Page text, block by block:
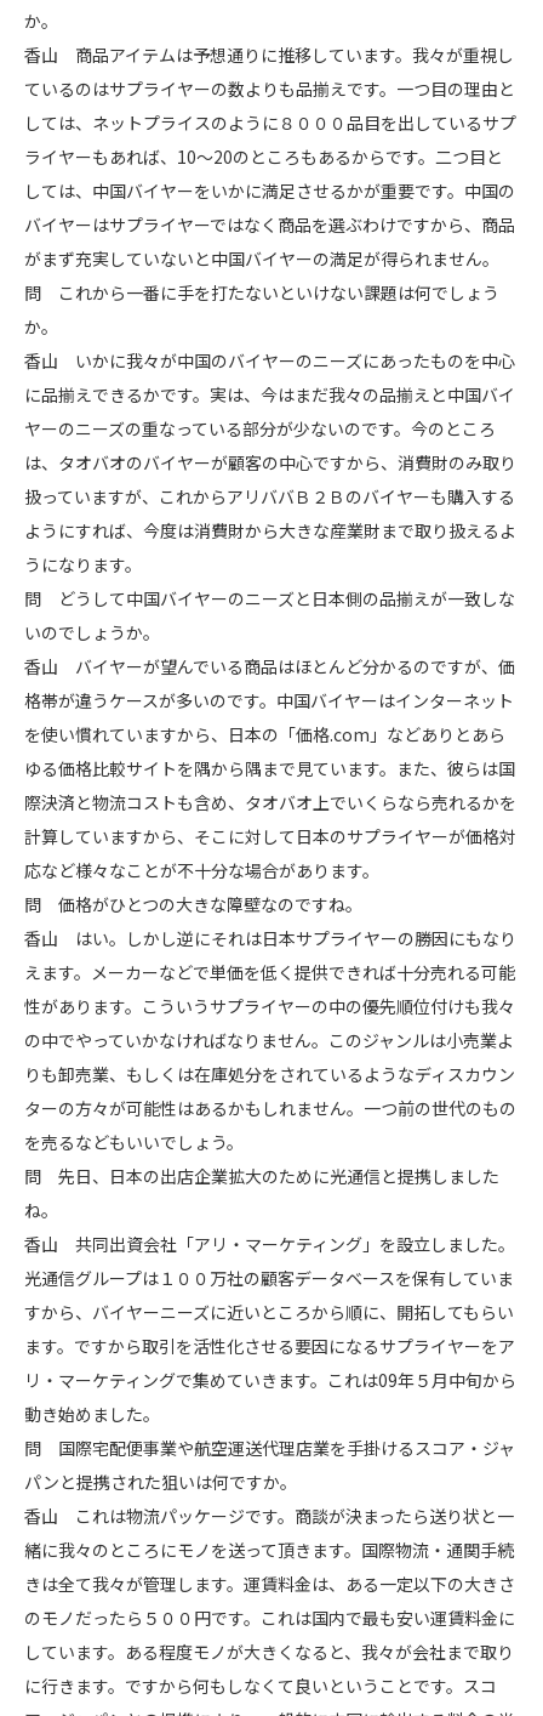
か。
香山 商品アイテムは予想通りに推移しています。我々が重視し
ているのはサプライヤーの数よりも品揃えです。一つ目の理由と
しては、ネットプライスのように８０００品目を出しているサプ
ライヤーもあれば、10～20のところもあるからです。二つ目と
しては、中国バイヤーをいかに満足させるかが重要です。中国の
バイヤーはサプライヤーではなく商品を選ぶわけですから、商品
がまず充実していないと中国バイヤーの満足が得られません。
問 これから一番に手を打たないといけない課題は何でしょう
か。
香山 いかに我々が中国のバイヤーのニーズにあったものを中心
に品揃えできるかです。実は、今はまだ我々の品揃えと中国バイ
ヤーのニーズの重なっている部分が少ないのです。今のところ
は、タオバオのバイヤーが顧客の中心ですから、消費財のみ取り
扱っていますが、これからアリババＢ２Ｂのバイヤーも購入する
ようにすれば、今度は消費財から大きな産業財まで取り扱えるよ
うになります。
問 どうして中国バイヤーのニーズと日本側の品揃えが一致しな
いのでしょうか。
香山 バイヤーが望んでいる商品はほとんど分かるのですが、価
格帯が違うケースが多いのです。中国バイヤーはインターネット
を使い慣れていますから、日本の「価格.com」などありとあら
ゆる価格比較サイトを隅から隅まで見ています。また、彼らは国
際決済と物流コストも含め、タオバオ上でいくらなら売れるかを
計算していますから、そこに対して日本のサプライヤーが価格対
応など様々なことが不十分な場合があります。
問 価格がひとつの大きな障壁なのですね。
香山 はい。しかし逆にそれは日本サプライヤーの勝因にもなり
えます。メーカーなどで単価を低く提供できれば十分売れる可能
性があります。こういうサプライヤーの中の優先順位付けも我々
の中でやっていかなければなりません。このジャンルは小売業よ
りも卸売業、もしくは在庫処分をされているようなディスカウン
ターの方々が可能性はあるかもしれません。一つ前の世代のもの
を売るなどもいいでしょう。
問 先日、日本の出店企業拡大のために光通信と提携しました
ね。
香山 共同出資会社「アリ・マーケティング」を設立しました。
光通信グループは１００万社の顧客データベースを保有していま
すから、バイヤーニーズに近いところから順に、開拓してもらい
ます。ですから取引を活性化させる要因になるサプライヤーをア
リ・マーケティングで集めていきます。これは09年５月中旬から
動き始めました。
問 国際宅配便事業や航空運送代理店業を手掛けるスコア・ジャ
パンと提携された狙いは何ですか。
香山 これは物流パッケージです。商談が決まったら送り状と一
緒に我々のところにモノを送って頂きます。国際物流・通関手続
きは全て我々が管理します。運賃料金は、ある一定以下の大きさ
のモノだったら５００円です。これは国内で最も安い運賃料金に
しています。ある程度モノが大きくなると、我々が会社まで取り
に行きます。ですから何もしなくて良いということです。スコ